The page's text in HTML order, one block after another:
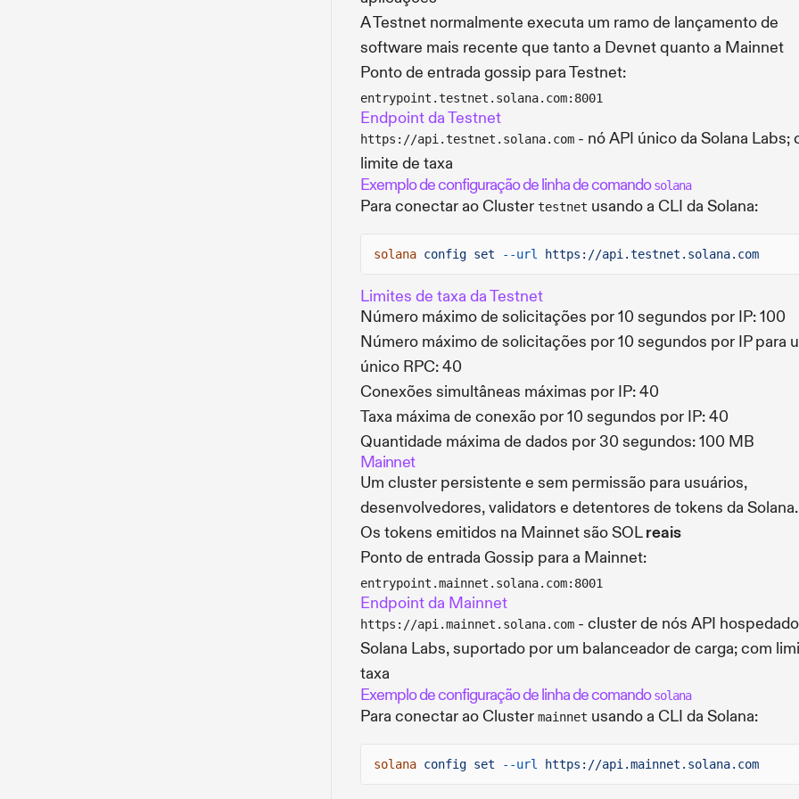
A Testnet normalmente executa um ramo de lançamento de
software mais recente que tanto a Devnet quanto a Mainnet
Ponto de entrada gossip para Testnet:
entrypoint.testnet.solana.com:8001
Endpoint da Testnet
https://api.testnet.solana.com - nó API único da Solana Labs;
limite de taxa
Exemplo de configuração de linha de comandosolana
Para conectar ao Cluster testnet usando a CLI da Solana:
solana config set --url https://api.testnet.solana.com
Limites de taxa da Testnet
Número máximo de solicitações por 10 segundos por IP: 100
Número máximo de solicitações por 10 segundos por IP para
único RPC: 40
Conexões simultâneas máximas por IP: 40
Taxa máxima de conexão por 10 segundos por IP: 40
Quantidade máxima de dados por 30 segundos: 100 MB
Mainnet
Um cluster persistente e sem permissão para usuários,
desenvolvedores, validators e detentores de tokens da Solana.
Os tokens emitidos na Mainnet são SOLreais
Ponto de entrada Gossip para a Mainnet:
entrypoint.mainnet.solana.com:8001
Endpoint da Mainnet
https://api.mainnet.solana.com - cluster de nós API
Solana Labs, suportado por um balanceador de carga; com
taxa
Exemplo de configuração de linha de comandosolana
Para conectar ao Cluster mainnet usando a CLI da Solana:
solana config set --url https://api.mainnet.solana.com